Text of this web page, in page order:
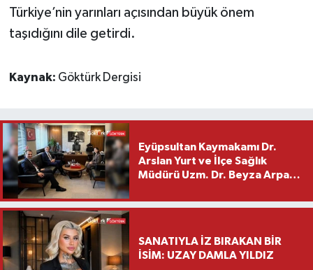
Türkiye’nin yarınları açısından büyük önem
taşıdığını dile getirdi.
Kaynak: Göktürk Dergisi
Eyüpsultan Kaymakamı Dr.
Arslan Yurt ve İlçe Sağlık
Müdürü Uzm. Dr. Beyza Arpacı
Ziyareti
SANATIYLA İZ BIRAKAN BİR
İSİM: UZAY DAMLA YILDIZ